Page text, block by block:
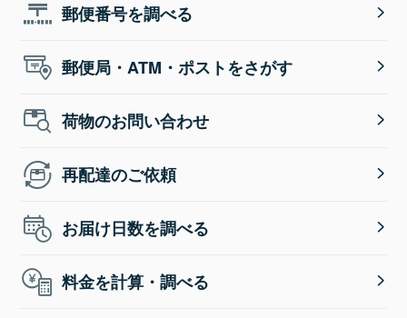
郵便番号を調べる
郵便局・ATM・ポストをさがす
荷物のお問い合わせ
再配達のご依頼
お届け日数を調べる
料金を計算・調べる